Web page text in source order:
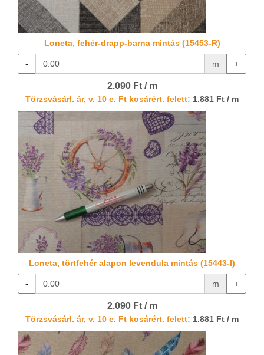
Loneta, fehér-drapp-barna mintás (15453-R)
- m +
2.090 Ft / m
Törzsvásárl. ár, v. 10 e. Ft kosárért. felett: 1.881 Ft / m
Loneta, törtfehér alapon levendula mintás (15443-I)
- m +
2.090 Ft / m
Törzsvásárl. ár, v. 10 e. Ft kosárért. felett: 1.881 Ft / m